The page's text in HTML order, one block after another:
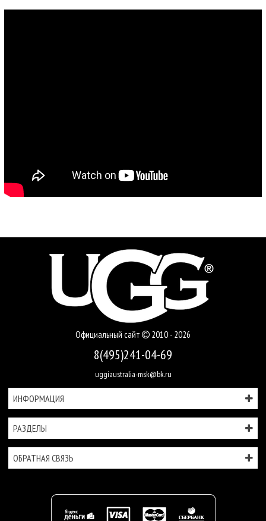
Официальный сайт 2010 - 2026
8(495)241-04-69
uggiaustralia-msk@bk.ru
ИНФОРМАЦИЯ
РАЗДЕЛЫ
ОБРАТНАЯ СВЯЗЬ